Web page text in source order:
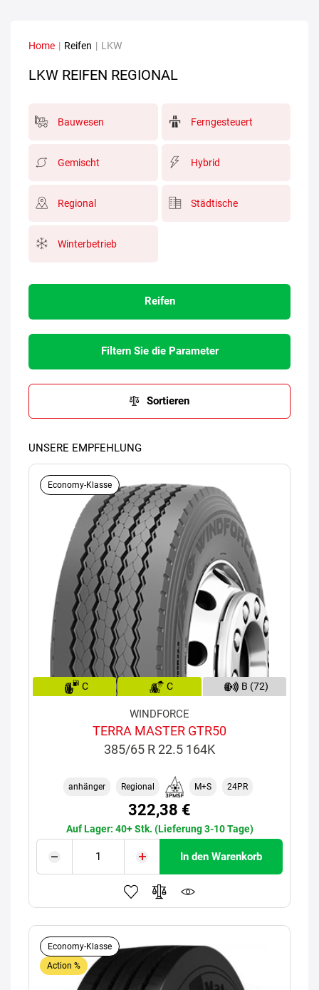
Home | Reifen | LKW
LKW REIFEN REGIONAL
Bauwesen Ferngesteuert
Gemischt Hybrid
Regional Städtische
Winterbetrieb
Reifen
Filtern Sie die Parameter
Sortieren
UNSERE EMPFEHLUNG
Economy-Klasse
C C B (72)
WINDFORCE
TERRA MASTER GTR50
385/65 R 22.5 164K
anhänger Regional M+S 24PR
322,38 €
Auf Lager: 40+ Stk. (Lieferung 3-10 Tage)
In den Warenkorb
Economy-Klasse
Action %